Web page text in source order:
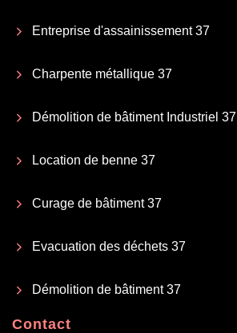
Entreprise d'assainissement 37
Charpente métallique 37
Démolition de bâtiment Industriel 37
Location de benne 37
Curage de bâtiment 37
Evacuation des déchets 37
Démolition de bâtiment 37
Contact